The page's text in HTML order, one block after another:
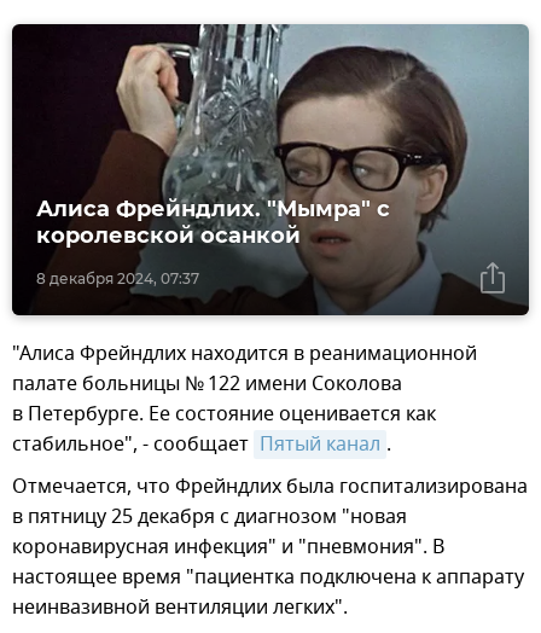
8 декабря 2024, 07:37
Алиса Фрейндлих. "Мымра" с
королевской осанкой
"Алиса Фрейндлих находится в реанимационной
палате больницы № 122 имени Соколова
в Петербурге. Ее состояние оценивается как
стабильное", - сообщает Пятый канал .
Отмечается, что Фрейндлих была госпитализирована
в пятницу 25 декабря с диагнозом "новая
коронавирусная инфекция" и "пневмония". В
настоящее время "пациентка подключена к аппарату
неинвазивной вентиляции легких".